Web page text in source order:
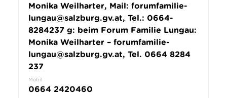
Monika Weilharter, Mail: forumfamilie-
lungau@salzburg.gv.at, Tel.: 0664-
8284237 g: beim Forum Familie Lungau:
Monika Weilharter – forumfamilie-
lungau@salzburg.gv.at, Tel. 0664 8284
237
Mobil
0664 2420460